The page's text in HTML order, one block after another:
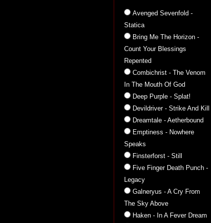
Avenged Sevenfold -
Statica
Bring Me The Horizon -
Count Your Blessings
Repented
Combichrist - The Venom
In The Mouth Of God
Deep Purple - Splat!
Devildriver - Strike And Kill
Dreamtale - Aetherbound
Emptiness - Nowhere
Speaks
Finsterforst - Still
Five Finger Death Punch -
Legacy
Galneryus - A Cry From
The Sky Above
Haken - In A Fever Dream